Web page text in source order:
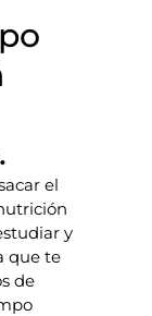
el
y
que te
de